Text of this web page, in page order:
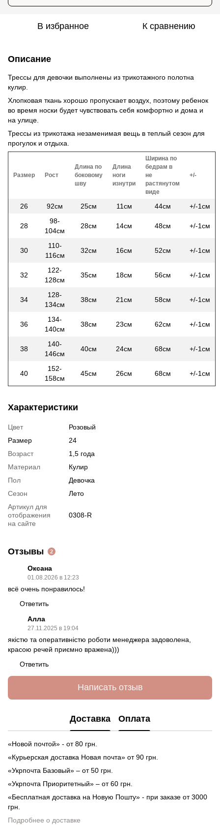
В избранное К сравнению
Описание
Трессы для девочки выполнены из трикотажного полотна
кулир.
Хлопковая ткань хорошо пропускает воздух, поэтому ребенок
во время носки будет чувствовать себя комфортно и дома и
на улице.
Трессы из трикотажа незаменимая вещь в теплый сезон для
прогулок и отдыха.
Размер Рост
Длина по
боковому
шву
Длина
ноги
изнутри
Ширина по
бедрам в
не
растянутом
виде
+/-
26 92см 25см 11см 44см +/-1см
28
98-
104см
28см 14см 48см +/-1см
30
110-
116см
32см 16см 52см +/-1см
32
122-
128см
35см 18см 56см +/-1см
34
128-
134см
38см 21см 58см +/-1см
36
134-
140см
38см 23см 62см +/-1см
38
140-
146см
40см 24см 68см +/-1см
40
152-
158см
45см 26см 68см +/-1см
Характеристики
Цвет
Розовый
Размер
24
Возраст
1,5 года
Материал
Кулир
Пол
Девочка
Сезон
Лето
Артикул для
отображения
на сайте
0308-R
Отзывы 2
Оксана
01.08.2026 в 12:23
всё очень понравилось!
Ответить
Алла
27.11.2025 в 19:04
якістю та оперативністю роботи менеджера задоволена,
красою речей приємно вражена)))
Ответить
Написать отзыв
Доставка Оплата
«Новой почтой» - от 80 грн.
«Курьерская доставка Новая почта» от 90 грн.
«Укрпочта Базовый» – от 50 грн.
«Укрпочта Приоритетный» – от 60 грн.
«Бесплатная доставка на Новую Пошту» - при заказе от 3000
грн.
Подробнее о доставке